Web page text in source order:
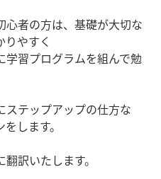
者の方は、基礎が大切な
りやすく
習プログラムを組んで勉
テップアップの仕方な
します。
訳いたします。